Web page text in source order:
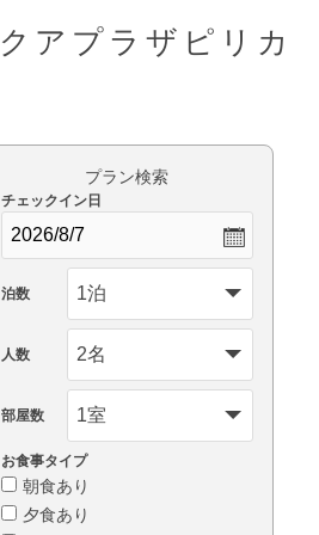
クアプラザピリカ
プラン検索
チェックイン日
泊数
人数
部屋数
お食事タイプ
朝食あり
夕食あり